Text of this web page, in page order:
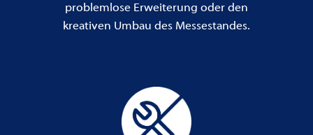
problemlose Erweiterung oder den
kreativen Umbau des Messestandes.